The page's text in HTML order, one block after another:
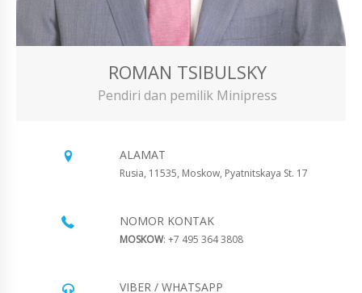
ROMAN TSIBULSKY
Pendiri dan pemilik Minipress
ALAMAT
Rusia, 11535, Moskow, Pyatnitskaya St. 17
NOMOR KONTAK
MOSKOW: +7 495 364 3808
VIBER / WHATSAPP